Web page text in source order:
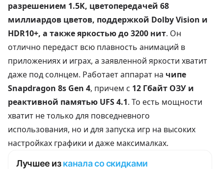
разрешением 1.5K, цветопередачей 68
миллиардов цветов, поддержкой Dolby Vision и
HDR10+, а также яркостью до 3200 нит. Он
отлично передаст всю плавность анимаций в
приложениях и играх, а заявленной яркости хватит
даже под солнцем. Работает аппарат на чипе
Snapdragon 8s Gen 4, причем с 12 Гбайт ОЗУ и
реактивной памятью UFS 4.1. То есть мощности
хватит не только для повседневного
использования, но и для запуска игр на высоких
настройках графики и даже максималках.
Лучшее изканала со скидками